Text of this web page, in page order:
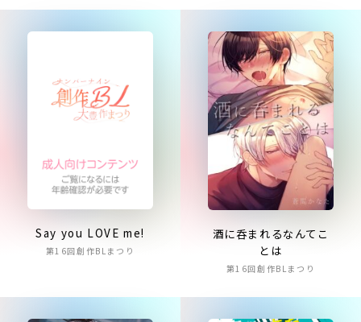
Say you LOVE me!
第16回創作BLまつり
酒に呑まれるなんてこ
とは
第16回創作BLまつり